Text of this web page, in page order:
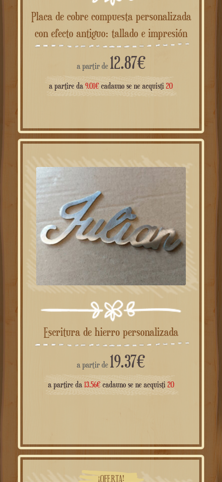
con efecto antiguo: tallado e impresión
a partir de12.87€
a partire da9.01€ cadauno se ne acquisti
Escritura de hierro personalizada
19.37€
a partire da13.56€ cadauno se ne acquisti